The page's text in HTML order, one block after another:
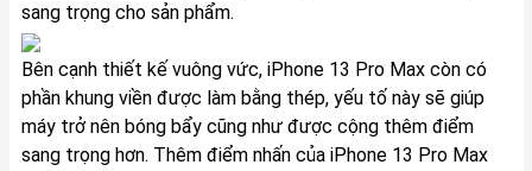
sang trọng cho sản phẩm.
Bên cạnh thiết kế vuông vức, iPhone 13 Pro Max còn có
phần khung viền được làm bằng thép, yếu tố này sẽ giúp
máy trở nên bóng bẩy cũng như được cộng thêm điểm
sang trọng hơn. Thêm điểm nhấn của iPhone 13 Pro Max